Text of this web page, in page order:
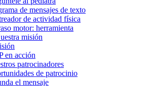
de mensajes de texto
de activida​d física
motor: herramienta
misión
en acción
patrocinadores
de patrocinio
el mensaje